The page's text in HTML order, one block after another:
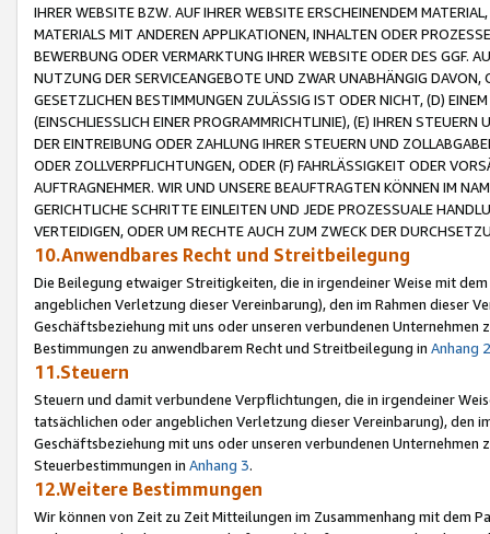
IHRER WEBSITE BZW. AUF IHRER WEBSITE ERSCHEINENDEM
MATERIALS MIT ANDEREN APPLIKATIONEN, INHALTEN ODER
BEWERBUNG ODER VERMARKTUNG IHRER WEBSITE ODER DES GGF.
NUTZUNG DER SERVICEANGEBOTE UND ZWAR UNABHÄNGIG
GESETZLICHEN BESTIMMUNGEN ZULÄSSIG IST ODER NICHT, (D)
(EINSCHLIESSLICH EINER PROGRAMMRICHTLINIE), (E) IHREN
DER EINTREIBUNG ODER ZAHLUNG IHRER STEUERN UND
ODER ZOLLVERPFLICHTUNGEN, ODER (F) FAHRLÄSSIGKEIT ODER
AUFTRAGNEHMER. WIR UND UNSERE BEAUFTRAGTEN KÖNNEN IM
GERICHTLICHE SCHRITTE EINLEITEN UND JEDE PROZESSUALE
VERTEIDIGEN, ODER UM RECHTE AUCH ZUM ZWECK DER
10.Anwendbares Recht und Streitbeilegung
Die Beilegung etwaiger Streitigkeiten, die in irgendeiner Weise mit
angeblichen Verletzung dieser Vereinbarung), den im Rahmen dieser
Geschäftsbeziehung mit uns oder unseren verbundenen
Bestimmungen zu anwendbarem Recht und Streitbeilegung in Anhang 2
11.Steuern
Steuern und damit verbundene Verpflichtungen, die in irgendeiner
tatsächlichen oder angeblichen Verletzung dieser Vereinbarung), den
Geschäftsbeziehung mit uns oder unseren verbundenen
Steuerbestimmungen in Anhang 3.
12.Weitere Bestimmungen
Wir können von Zeit zu Zeit Mitteilungen im Zusammenhang mit dem